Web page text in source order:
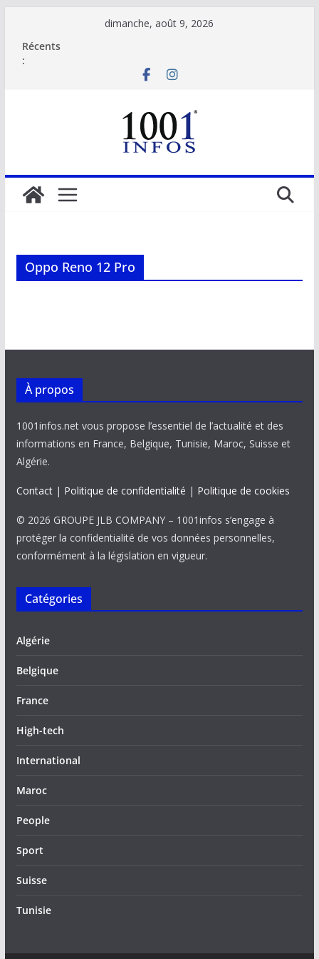
contenu
dimanche, août 9, 2026
Récents
:
Oppo Reno 12 Pro
À propos
1001infos.net vous propose l’essentiel de l’actualité et des
informations en France, Belgique, Tunisie, Maroc, Suisse et
Algérie.
Contact| Politique de confidentialité | Politique de cookies
© 2026 GROUPE JLB COMPANY – 1001infos s’engage à
protéger la confidentialité de vos données personnelles,
conformément à la législation en vigueur.
Catégories
Algérie
Belgique
France
High-tech
International
Maroc
People
Sport
Suisse
Tunisie